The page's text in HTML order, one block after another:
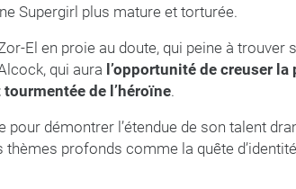
Supergirl plus mature et torturée.
El en proie au doute, qui peine à trouver
qui aura l’opportunité de creuser
de l’héroïne.
pour démontrer l’étendue de son talent
profonds comme la quête